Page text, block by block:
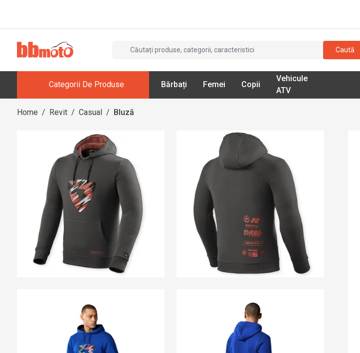
Caută
Categorii De Produse Bărbați Femei Copii
Vehicule
ATV
Home / Revit / Casual / Bluză